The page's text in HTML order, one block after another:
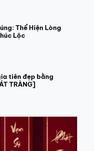
Thể Hiện Lòng
Lộc
tiên đẹp bằng
TRÀNG]